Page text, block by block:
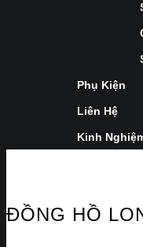
Phụ Kiện
Liên Hệ
Kinh
ĐỒNG HỒ